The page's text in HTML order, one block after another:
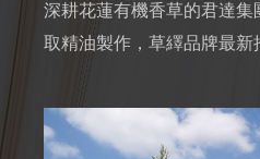
深耕花蓮有機香草的君達
取精油製作，草繹品牌最
能有效做好遠離病毒的防護